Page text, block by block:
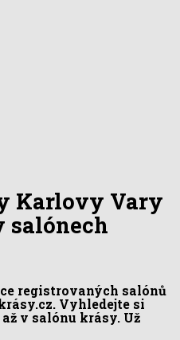
Karlovy Vary
salónech
registrovaných salónů
Vyhledejte si
v salónu krásy. Už